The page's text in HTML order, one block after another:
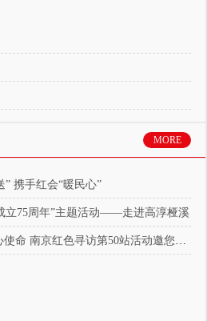
MORE
携手红会“暖民心”
立75周年”主题活动——走进高淳桠溪
命 南京红色寻访第50站活动邀您参与